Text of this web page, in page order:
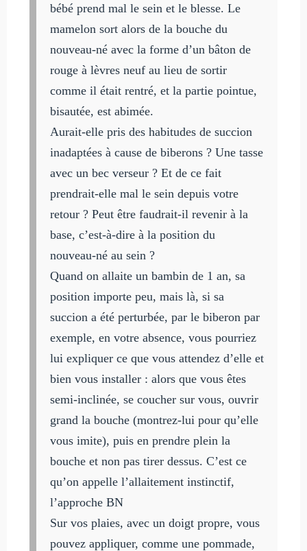
bébé prend mal le sein et le blesse. Le
mamelon sort alors de la bouche du
nouveau-né avec la forme d’un bâton de
rouge à lèvres neuf au lieu de sortir
comme il était rentré, et la partie pointue,
bisautée, est abimée.
Aurait-elle pris des habitudes de succion
inadaptées à cause de biberons ? Une tasse
avec un bec verseur ? Et de ce fait
prendrait-elle mal le sein depuis votre
retour ? Peut être faudrait-il revenir à la
base, c’est-à-dire à la position du
nouveau-né au sein ?
Quand on allaite un bambin de 1 an, sa
position importe peu, mais là, si sa
succion a été perturbée, par le biberon par
exemple, en votre absence, vous pourriez
lui expliquer ce que vous attendez d’elle et
bien vous installer : alors que vous êtes
semi-inclinée, se coucher sur vous, ouvrir
grand la bouche (montrez-lui pour qu’elle
vous imite), puis en prendre plein la
bouche et non pas tirer dessus. C’est ce
qu’on appelle l’allaitement instinctif,
l’approche BN
Sur vos plaies, avec un doigt propre, vous
pouvez appliquer, comme une pommade,